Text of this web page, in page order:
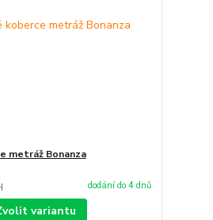
metráž Bonanza
dodání do 4 dnů
variantu